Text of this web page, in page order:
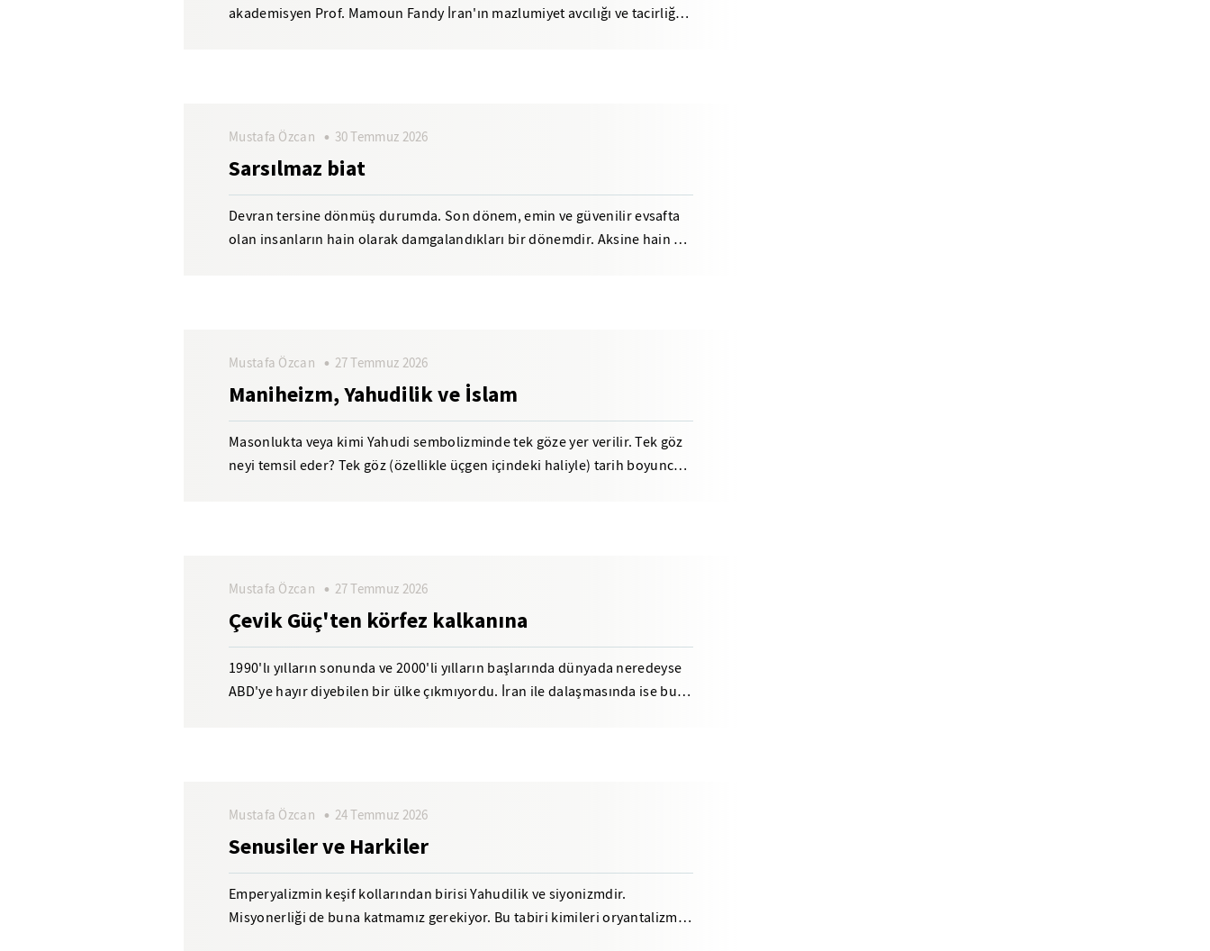
akademisyen Prof. Mamoun Fandy İran'ın mazlumiyet avcılığı ve tacirliği
Mustafa Özcan 30 Temmuz 2026
Sarsılmaz biat
Devran tersine dönmüş durumda. Son dönem, emin ve güvenilir evsafta
olan insanların hain olarak damgalandıkları bir dönemdir. Aksine hain de
Mustafa Özcan 27 Temmuz 2026
Maniheizm, Yahudilik ve İslam
Masonlukta veya kimi Yahudi sembolizminde tek göze yer verilir. Tek göz
neyi temsil eder? Tek göz (özellikle üçgen içindeki haliyle) tarih boyunca
Mustafa Özcan 27 Temmuz 2026
Çevik Güç'ten körfez kalkanına
1990'lı yılların sonunda ve 2000'li yılların başlarında dünyada neredeyse
ABD'ye hayır diyebilen bir ülke çıkmıyordu. İran ile dalaşmasında ise bu
Mustafa Özcan 24 Temmuz 2026
Senusiler ve Harkiler
Emperyalizmin keşif kollarından birisi Yahudilik ve siyonizmdir.
Misyonerliği de buna katmamız gerekiyor. Bu tabiri kimileri oryantalizm